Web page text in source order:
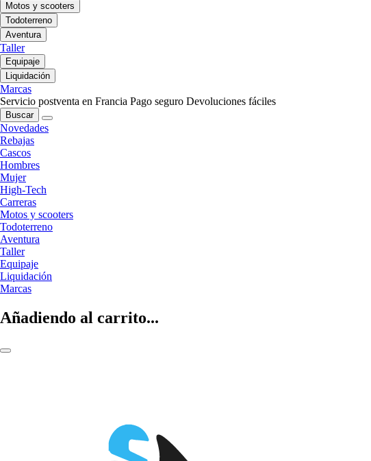
Motos y scooters
Todoterreno
Aventura
Taller
Equipaje
Liquidación
Marcas
Servicio postventa en Francia Pago seguro Devoluciones fáciles
Buscar
Novedades
Rebajas
Cascos
Hombres
Mujer
High-Tech
Carreras
Motos y scooters
Todoterreno
Aventura
Taller
Equipaje
Liquidación
Marcas
Añadiendo al carrito...